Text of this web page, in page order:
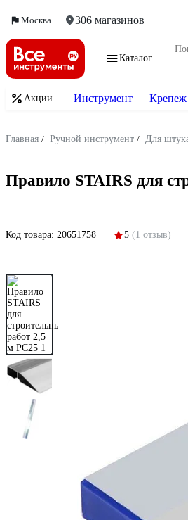
Москва 306 магазинов
Каталог
Акции Инструмент Крепеж
Главная / Ручной инструмент / Для
Правило STAIRS для
Код товара: 20651758 5 (1 отзыв)